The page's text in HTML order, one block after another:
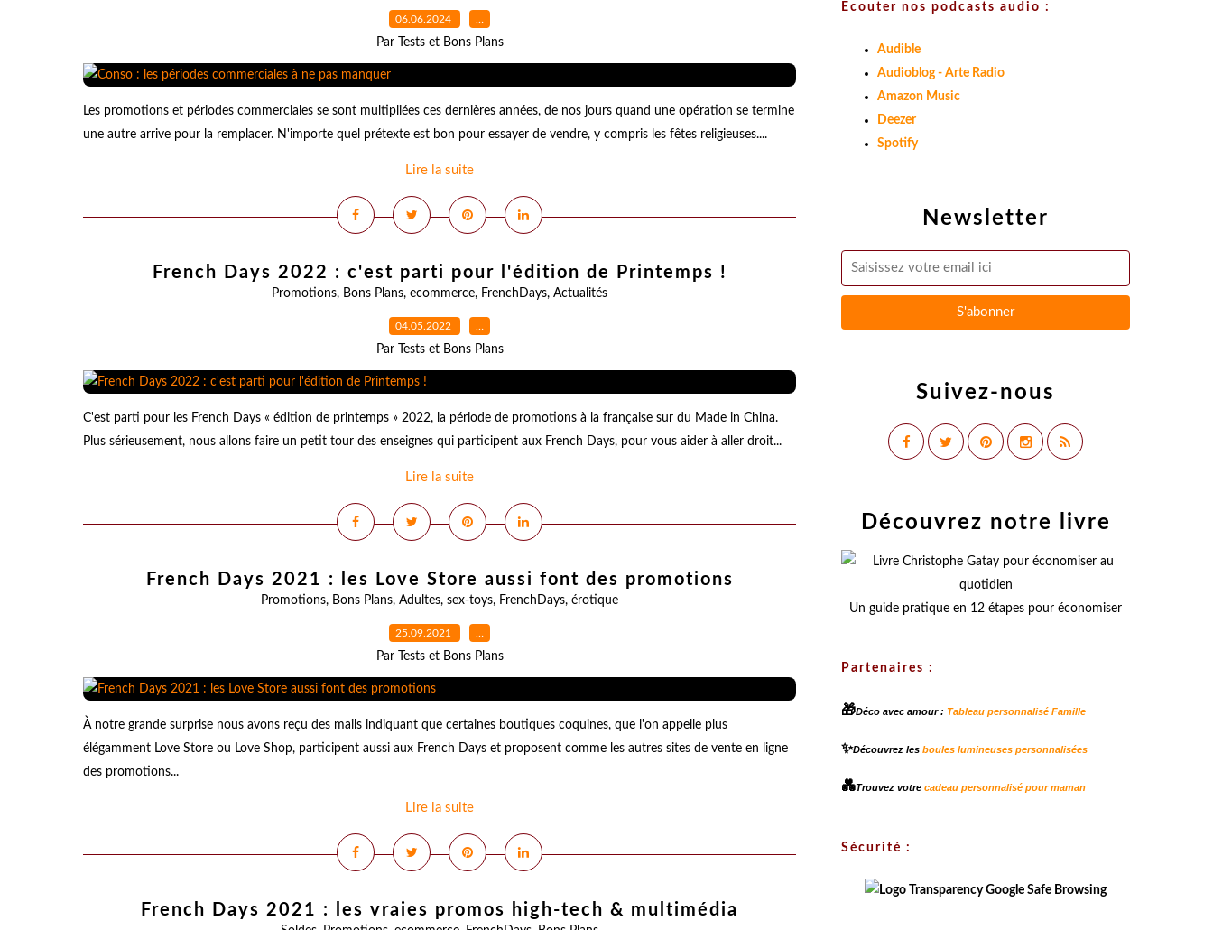
06.06.2024 …
Par Tests et Bons Plans
Les promotions et périodes commerciales se sont multipliées ces dernières années, de nos jours quand une opération se termine
une autre arrive pour la remplacer. N'importe quel prétexte est bon pour essayer de vendre, y compris les fêtes religieuses....
Lire la suite
French Days 2022 : c'est parti pour l'édition de Printemps !
Promotions, Bons Plans, ecommerce, FrenchDays, Actualités
04.05.2022 …
Par Tests et Bons Plans
C'est parti pour les French Days « édition de printemps » 2022, la période de promotions à la française sur du Made in China.
Plus sérieusement, nous allons faire un petit tour des enseignes qui participent aux French Days, pour vous aider à aller droit...
Lire la suite
French Days 2021 : les Love Store aussi font des promotions
Promotions, Bons Plans, Adultes, sex-toys, FrenchDays, érotique
25.09.2021 …
Par Tests et Bons Plans
À notre grande surprise nous avons reçu des mails indiquant que certaines boutiques coquines, que l'on appelle plus
élégamment Love Store ou Love Shop, participent aussi aux French Days et proposent comme les autres sites de vente en ligne
des promotions...
Lire la suite
French Days 2021 : les vraies promos high-tech & multimédia
Newsletter
Suivez-nous
Ecouter nos podcasts audio :
Audible
Audioblog - Arte Radio
Amazon Music
Deezer
Spotify
Découvrez notre livre
Un guide pratique en 12 étapes pour économiser
Partenaires :
🎁Déco avec amour : Tableau personnalisé Famille
✨Découvrez les boules lumineuses personnalisées
💑Trouvez votre cadeau personnalisé pour maman
Sécurité :